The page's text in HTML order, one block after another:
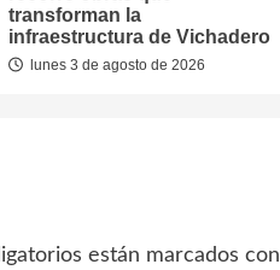
transforman la
infraestructura de Vichadero
lunes 3 de agosto de 2026
están marcados con